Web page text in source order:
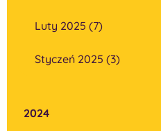
Luty 2025 (7)
Styczeń 2025 (3)
2024